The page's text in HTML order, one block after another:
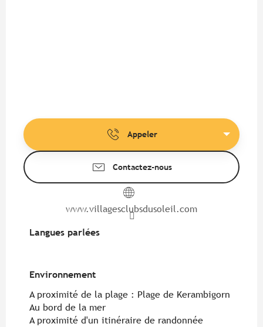
Appeler
Contactez-nous
www.villagesclubsdusoleil.com
Langues parlées
Langues parlées
Environnement
Environnement
A proximité de la plage : Plage de Kerambigorn
Au bord de la mer
A proximité d'un itinéraire de randonnée